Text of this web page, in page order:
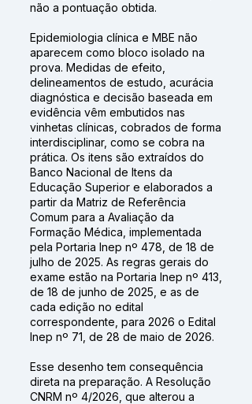
não a pontuação obtida.
Epidemiologia clínica e MBE não
aparecem como bloco isolado na
prova. Medidas de efeito,
delineamentos de estudo, acurácia
diagnóstica e decisão baseada em
evidência vêm embutidos nas
vinhetas clínicas, cobrados de forma
interdisciplinar, como se cobra na
prática. Os itens são extraídos do
Banco Nacional de Itens da
Educação Superior e elaborados a
partir da Matriz de Referência
Comum para a Avaliação da
Formação Médica, implementada
pela Portaria Inep nº 478, de 18 de
julho de 2025. As regras gerais do
exame estão na Portaria Inep nº 413,
de 18 de junho de 2025, e as de
cada edição no edital
correspondente, para 2026 o Edital
Inep nº 71, de 28 de maio de 2026.
Esse desenho tem consequência
direta na preparação. A Resolução
CNRM nº 4/2026, que alterou a